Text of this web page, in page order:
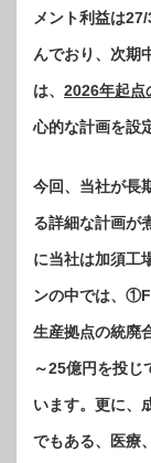
メント利益は
んでおり、次期
は、 2026年起点
心的な計画を設
今回、当社が長
る詳細な計画が
に当社は加須工
ンの中では、
生産拠点の統廃
～25億円を投じ
います。更に、
でもある、医療